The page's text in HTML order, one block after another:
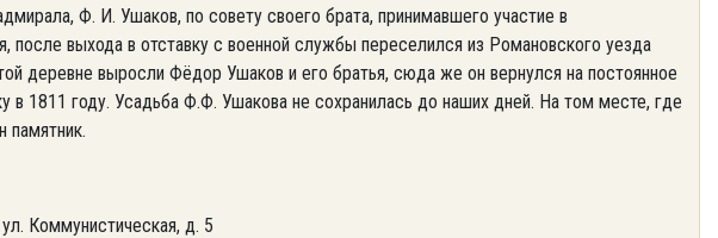
Ф. И. Ушаков, по совету своего брата, принимавшего участие в
после выхода в отставку с военной службы переселился из Романовского уезда
деревне выросли Фёдор Ушаков и его братья, сюда же он вернулся на постоянное
в 1811 году. Усадьба Ф.Ф. Ушакова не сохранилась до наших дней. На том месте, где
памятник.
Коммунистическая, д. 5